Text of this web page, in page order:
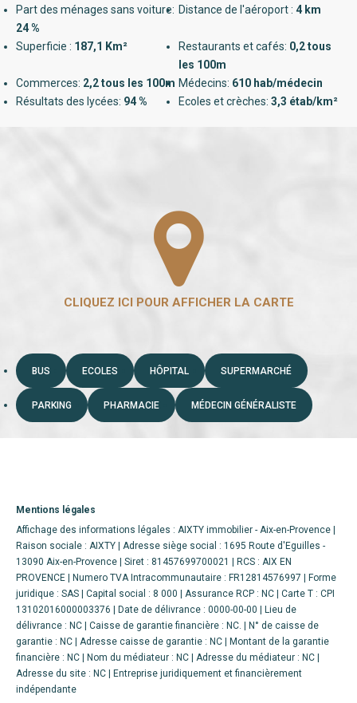
Part des ménages sans voiture:
24 %
Distance de l'aéroport : 4 km
Superficie : 187,1 Km² Restaurants et cafés: 0,2 tous
les 100m
Commerces: 2,2 tous les 100m Médecins: 610 hab/médecin
Résultats des lycées: 94 % Ecoles et crèches: 3,3 étab/km²
BUS ECOLES HÔPITAL SUPERMARCHÉ
PARKING PHARMACIE MÉDECIN GÉNÉRALISTE
Mentions légales
Affichage des informations légales : AIXTY immobilier - Aix-en-Provence |
Raison sociale : AIXTY | Adresse siège social : 1695 Route d'Eguilles -
13090 Aix-en-Provence | Siret : 81457699700021 | RCS : AIX EN
PROVENCE | Numero TVA Intracommunautaire : FR12814576997 | Forme
juridique : SAS | Capital social : 8 000 | Assurance RCP : NC | Carte T : CPI
13102016000003376 | Date de délivrance : 0000-00-00 | Lieu de
délivrance : NC | Caisse de garantie financière : NC. | N° de caisse de
garantie : NC | Adresse caisse de garantie : NC | Montant de la garantie
financière : NC | Nom du médiateur : NC | Adresse du médiateur : NC |
Adresse du site : NC |
Entreprise juridiquement et financièrement
indépendante